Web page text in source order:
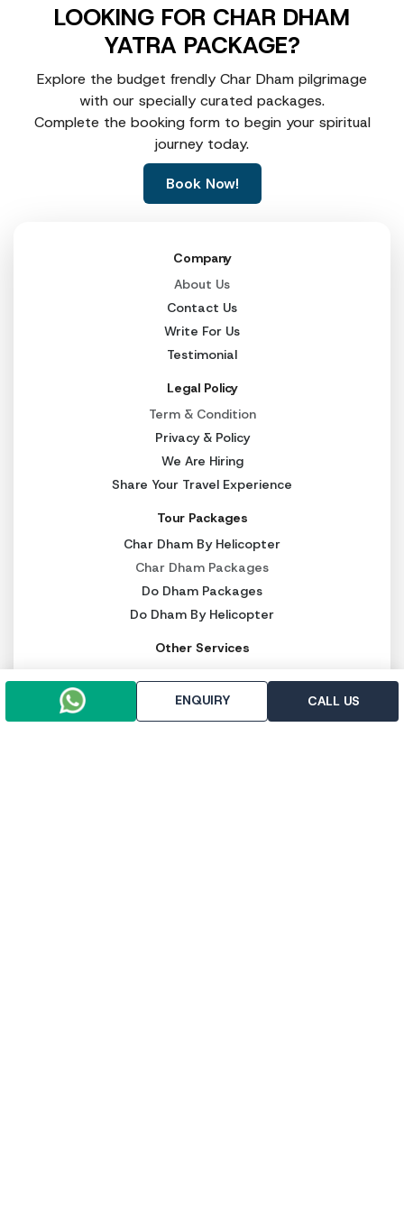
LOOKING FOR CHAR DHAM
YATRA PACKAGE?
Explore the budget frendly Char Dham pilgrimage
with our specially curated packages.
Complete the booking form to begin your spiritual
journey today.
Book Now!
Company
About Us
Contact Us
Write For Us
Testimonial
Legal Policy
Term & Condition
Privacy & Policy
We Are Hiring
Share Your Travel Experience
Tour Packages
Char Dham By Helicopter
Char Dham Packages
Do Dham Packages
Do Dham By Helicopter
Other Services
Luxury Char Dham Packages
Budget Char Dham Packages
ENQUIRY CALL US